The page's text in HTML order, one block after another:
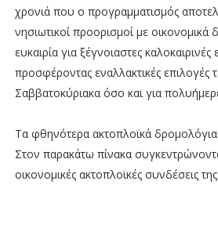
χρονιά που ο προγραμματισμός
νησιωτικοί προορισμοί με
ευκαιρία για ξέγνοιαστες καλοκαιρινές
προσφέροντας εναλλακτικές επιλογές
Σαββατοκύριακα όσο και για
Τα φθηνότερα ακτοπλοϊκά
Στον παρακάτω πίνακα
οικονομικές ακτοπλοϊκές συνδέσεις